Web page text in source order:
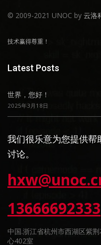
© 2009-2021 UNOC by 云洛
技术赢得尊重！
Latest Posts
世界，您好！
2025年3月18日
我们很乐意为您提供帮
讨论。
13666692333
中国.浙江省杭州市西湖区紫
心402室